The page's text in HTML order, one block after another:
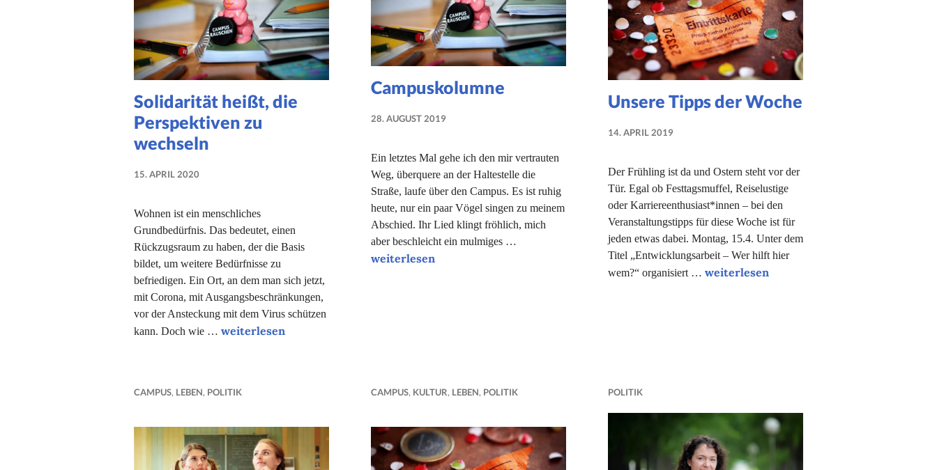
Solidarität heißt, die
Perspektiven zu
wechseln
15. APRIL 2020
Wohnen ist ein menschliches
Grundbedürfnis. Das bedeutet, einen
Rückzugsraum zu haben, der die Basis
bildet, um weitere Bedürfnisse zu
befriedigen. Ein Ort, an dem man sich jetzt,
mit Corona, mit Ausgangsbeschränkungen,
vor der Ansteckung mit dem Virus schützen
kann. Doch wie … Solidarität heißt, die Perspektiven zu wechseln
weiterlesen
Campuskolumne
28. AUGUST 2019
GREINER-
ADAM
Ein letztes Mal gehe ich den mir vertrauten
Weg, überquere an der Haltestelle die
Straße, laufe über den Campus. Es ist ruhig
heute, nur ein paar Vögel singen zu meinem
Abschied. Ihr Lied klingt fröhlich, mich
aber beschleicht ein mulmiges …
Campuskolumne
weiterlesen
Unsere Tipps der Woche
14. APRIL 2019
Der Frühling ist da und Ostern steht vor der
Tür. Egal ob Festtagsmuffel, Reiselustige
oder Karriereenthusiast*innen – bei den
Veranstaltungstipps für diese Woche ist für
jeden etwas dabei. Montag, 15.4. Unter dem
Titel „Entwicklungsarbeit – Wer hilft hier
wem?“ organisiert … Unsere Tipps der Woche
weiterlesen
CAMPUS, LEBEN, POLITIK CAMPUS, KULTUR, LEBEN, POLITIK POLITIK